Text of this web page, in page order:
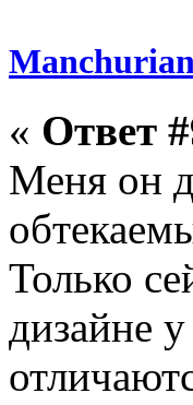
« Ответ
Меня он
Только
дизайне